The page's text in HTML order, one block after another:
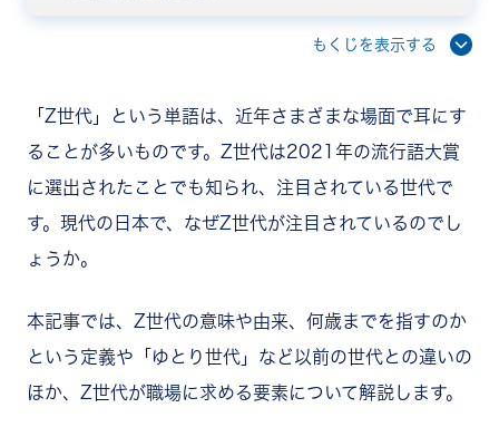
自分の個性や価値観を大切にしている
X世代・Y世代とは？
Y世代
Z世代とX世代・Y世代の違い
コミュニケーションスタイル
働き方に対する考え方
オープンなコミュニケーション
やりがい・達成感を感じる仕事
自由・効率的な働き方
多様性が認められる
もくじを表示する
「Z世代」という単語は、近年さまざまな場面で耳にす
ることが多いものです。Z世代は2021年の流行語大賞
に選出されたことでも知られ、注目されている世代で
す。現代の日本で、なぜZ世代が注目されているのでし
ょうか。
本記事では、Z世代の意味や由来、何歳までを指すのか
という定義や「ゆとり世代」など以前の世代との違いの
ほか、Z世代が職場に求める要素について解説します。